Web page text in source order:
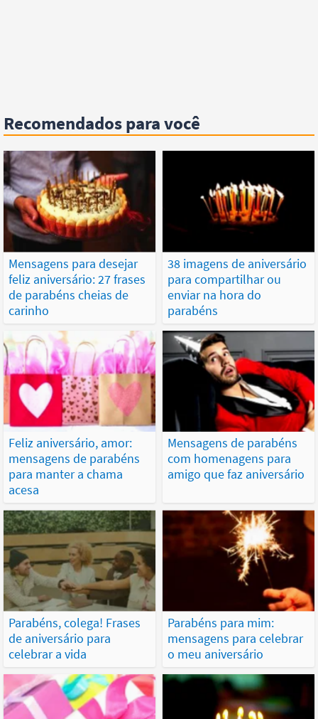
Recomendados para você
Mensagens para desejar
feliz aniversário: 27 frases
de parabéns cheias de
carinho
38 imagens de aniversário
para compartilhar ou
enviar na hora do
parabéns
Feliz aniversário, amor:
mensagens de parabéns
para manter a chama
acesa
Mensagens de parabéns
com homenagens para
amigo que faz aniversário
Parabéns, colega! Frases
de aniversário para
celebrar a vida
Parabéns para mim:
mensagens para celebrar
o meu aniversário